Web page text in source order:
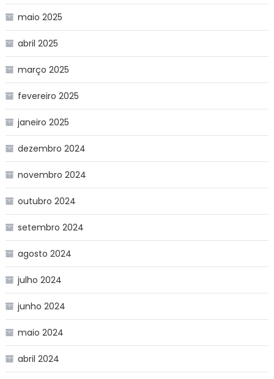
maio 2025
abril 2025
março 2025
fevereiro 2025
janeiro 2025
dezembro 2024
novembro 2024
outubro 2024
setembro 2024
agosto 2024
julho 2024
junho 2024
maio 2024
abril 2024